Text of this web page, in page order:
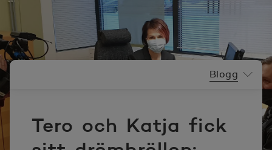
Tero och Katja fick
Blogg